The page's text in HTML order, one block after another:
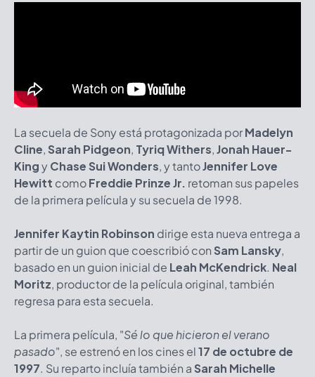
La secuela de Sony está protagonizada porMadelyn
Cline, Sarah Pidgeon, Tyriq Withers,Jonah Hauer-
KingyChase Sui Wonders, y tantoJennifer Love
Hewitt comoFreddie Prinze Jr. retoman sus papeles
de la primera película y su secuela de 1998.
Jennifer Kaytin Robinson dirige esta nueva entrega a
partir de un guion que coescribió con Sam Lansky,
basado en un guion inicial de Leah McKendrick. Neal
Moritz, productor de la película original, también
regresa para esta secuela.
La primera película, "Sé lo que hicieron el verano
pasado", se estrenó en los cines el17 de octubre de
1997. Su reparto incluía también a Sarah Michelle